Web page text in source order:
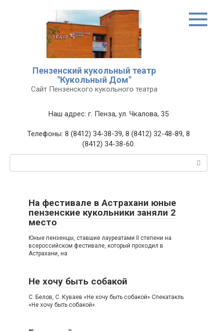
Пензенский кукольный театр
"Кукольный Дом"
Сайт Пензенского кукольного театра
Наш адрес: г. Пенза, ул. Чкалова, 35
Телефоны: 8 (8412) 34-38-39, 8 (8412) 32-48-89, 8
(8412) 34-38-60.
На фестивале в Астрахани юные
пензенские кукольники заняли 2
место
Юные пензенцы, ставшие лауреатами II степени на
всероссийском фестивале, который проходил в
Астрахани, на
Не хочу быть собакой
С. Белов, С. Куваев «Не хочу быть собакой» Спекатакль
«Не хочу быть собакой».